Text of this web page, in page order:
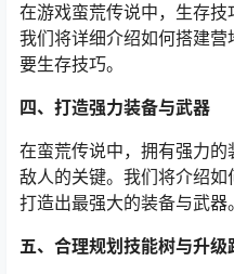
在游戏蛮荒传说中，生存技
我们将详细介绍如何搭建
要生存技巧。
四、打造强力装备与武器
在蛮荒传说中，拥有强力
敌人的关键。我们将介绍如
打造出最强大的装备与武器。
五、合理规划技能树与升级